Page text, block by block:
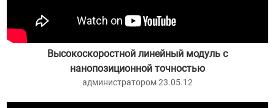
Высокоскоростной линейный модуль с
нанопозиционной точностью
администратором 23.05.12